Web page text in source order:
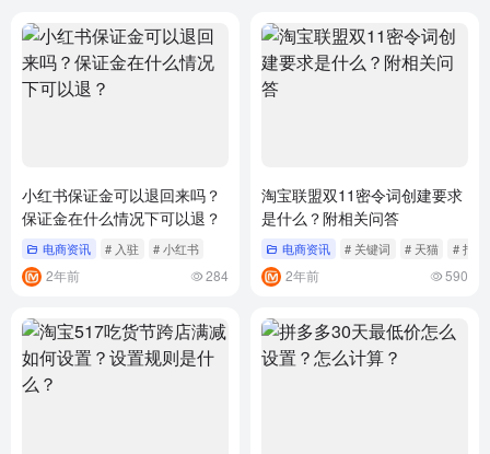
小红书保证金可以退回来吗？
保证金在什么情况下可以退？
电商资讯 # 入驻 # 小红书
2年前 284
淘宝联盟双11密令词创建要求
是什么？附相关问答
电商资讯 # 关键词 # 天猫 # 指南
2年前 590